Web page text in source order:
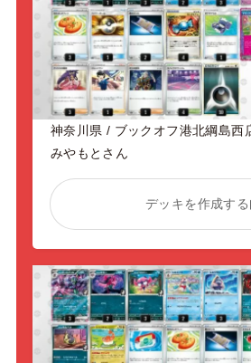
神奈川県 / ブックオフ港北綱島西
みやもとさん
デッキを作成する